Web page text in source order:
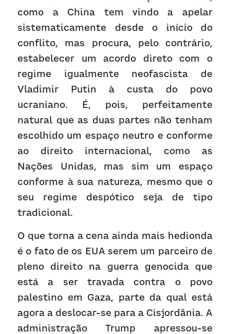
como a China tem vindo a apelar
sistematicamente desde o início do
conflito, mas procura, pelo contrário,
estabelecer um acordo direto com o
regime igualmente neofascista de
Vladimir Putin à custa do povo
ucraniano. É, pois, perfeitamente
natural que as duas partes não tenham
escolhido um espaço neutro e conforme
ao direito internacional, como as
Nações Unidas, mas sim um espaço
conforme à sua natureza, mesmo que o
seu regime despótico seja de tipo
tradicional.
O que torna a cena ainda mais hedionda
é o fato de os EUA serem um parceiro de
pleno direito na guerra genocida que
está a ser travada contra o povo
palestino em Gaza, parte da qual está
agora a deslocar-se para a Cisjordânia. A
administração Trump apressou-se